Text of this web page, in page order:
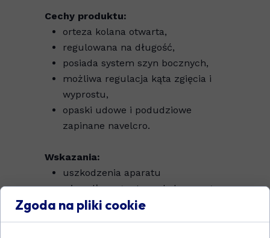
Cechy produktu:
orteza kolana otwarta,
regulowana na długość,
posiada system szyn bocznych,
możliwa regulacja kąta zgięcia i
wyprostu,
opaski udowe i podudziowe
zapinane navelcro.
Wskazania:
uszkodzenia aparatu
więzadłowego stawu kolanowego,
rehabilitacja pooperacyjna i
pourazowa,
Zgoda na pliki cookie